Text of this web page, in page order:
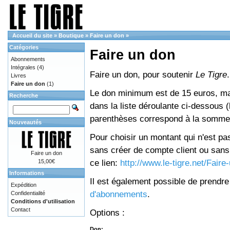
Accueil du site » Boutique » Faire un don »
Faire un don
Faire un don, pour soutenir Le Tigre.
Le don minimum est de 15 euros,
dans la liste déroulante ci-dessous
parenthèses correspond à la
Pour choisir un montant qui n'est
sans créer de compte client ou
ce lien: http://www.le-tigre.net/
Il est également possible de
d'abonnements.
Options :
Catégories
Abonnements
Intégrales (4)
Livres
Faire un don (1)
Recherche
Nouveautés
Faire un don
15,00€
Informations
Expédition
Confidentialité
Conditions d'utilisation
Contact